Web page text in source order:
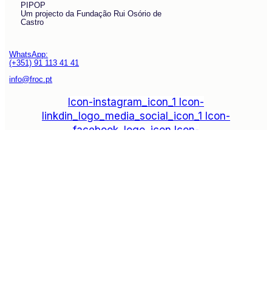
PIPOP
Um projecto da Fundação Rui Osório de
Castro
WhatsApp:
(+351) 91 113 41 41
info@froc.pt
Icon-instagram_icon_1
Icon-
linkdin_logo_media_social_icon_1
Icon-
facebook_logo_icon Icon-